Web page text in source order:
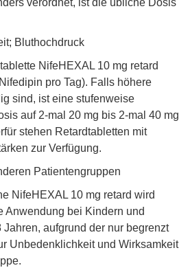
verordnet, ist die übliche Dosis
Bluthochdruck
NifeHEXAL 10 mg retard
pro Tag). Falls höhere
sind, ist eine stufenweise
auf 2-mal 20 mg bis 2-mal 40 mg
stehen Retardtabletten mit
zur Verfügung.
Patientengruppen
NifeHEXAL 10 mg retard wird
Anwendung bei Kindern und
aufgrund der nur begrenzt
Unbedenklichkeit und Wirksamkeit